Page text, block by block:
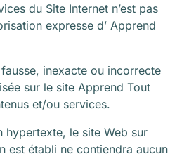
du Site Internet n’est pas
expresse d’ Apprend
inexacte ou incorrecte
sur le site Apprend Tout
et/ou services.
hypertexte, le site Web sur
est établi ne contiendra aucun